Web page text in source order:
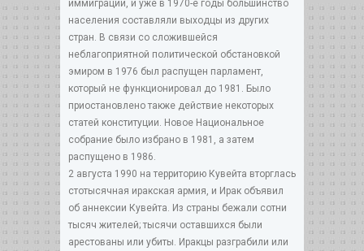
иммиграции, и уже в 1970-е годы большинство
населения составляли выходцы из других
стран. В связи со сложившейся
неблагоприятной политической обстановкой
эмиром в 1976 был распущен парламент,
который не функционировал до 1981. Было
приостановлено также действие некоторых
статей конституции. Новое Национальное
собрание было избрано в 1981, а затем
распущено в 1986.
2 августа 1990 на территорию Кувейта вторглась
стотысячная иракская армия, и Ирак объявил
об аннексии Кувейта. Из страны бежали сотни
тысяч жителей; тысячи оставшихся были
арестованы или убиты. Иракцы разграбили или